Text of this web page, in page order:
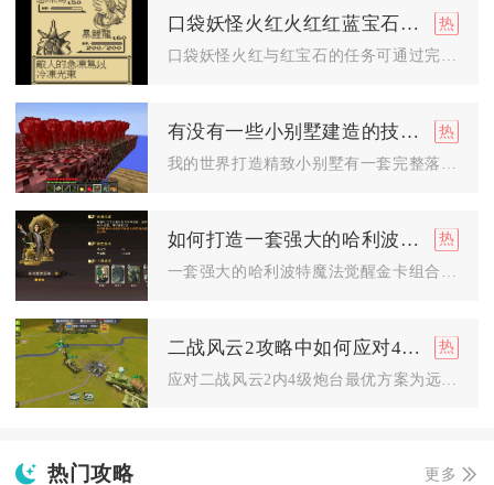
口袋妖怪火红火红红蓝宝石的任务怎么完成
有没有一些小别墅建造的技巧可以分享在我的世界中
如何打造一套强大的哈利波特魔法觉醒金卡组合
二战风云2攻略中如何应对4级炮台
热门攻略 更多